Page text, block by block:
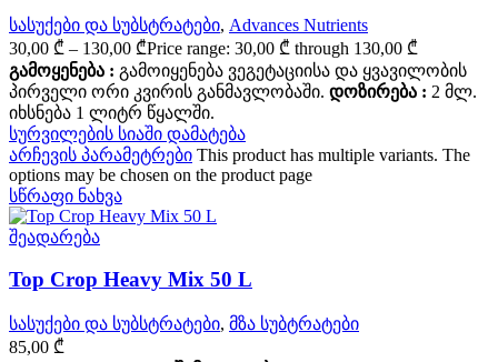
სასუქები და სუბსტრატები, Advances Nutrients
30,00 ₾ – 130,00 ₾Price range: 30,00 ₾ through 130,00 ₾
გამოყენება : გამოიყენება ვეგეტაციისა და ყვავილობის
პირველი ორი კვირის განმავლობაში. დოზირება : 2 მლ.
იხსნება 1 ლიტრ წყალში.
სურვილების სიაში დამატება
არჩევის პარამეტრები This product has multiple variants. The
options may be chosen on the product page
სწრაფი ნახვა
შეადარება
Top Crop Heavy Mix 50 L
სასუქები და სუბსტრატები, მზა სუბტრატები
85,00 ₾